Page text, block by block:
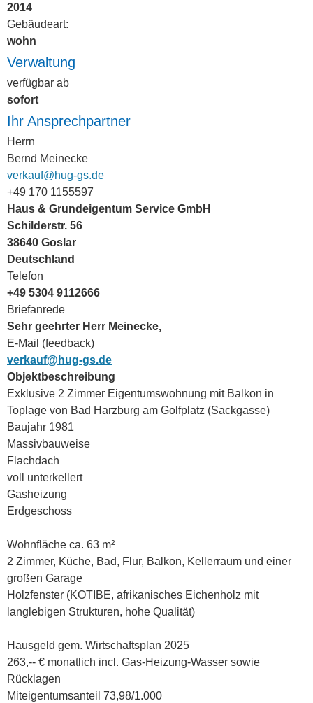
2014
Gebäudeart:
wohn
Verwaltung
verfügbar ab
sofort
Ihr Ansprechpartner
Herrn
Bernd Meinecke
verkauf@hug-gs.de
+49 170 1155597
Haus & Grundeigentum Service GmbH
Schilderstr. 56
38640 Goslar
Deutschland
Telefon
+49 5304 9112666
Briefanrede
Sehr geehrter Herr Meinecke,
E-Mail (feedback)
verkauf@hug-gs.de
Objektbeschreibung
Exklusive 2 Zimmer Eigentumswohnung mit Balkon in
Toplage von Bad Harzburg am Golfplatz (Sackgasse)
Baujahr 1981
Massivbauweise
Flachdach
voll unterkellert
Gasheizung
Erdgeschoss
Wohnfläche ca. 63 m²
2 Zimmer, Küche, Bad, Flur, Balkon, Kellerraum und einer
großen Garage
Holzfenster (KOTIBE, afrikanisches Eichenholz mit
langlebigen Strukturen, hohe Qualität)
Hausgeld gem. Wirtschaftsplan 2025
263,-- € monatlich incl. Gas-Heizung-Wasser sowie
Rücklagen
Miteigentumsanteil 73,98/1.000